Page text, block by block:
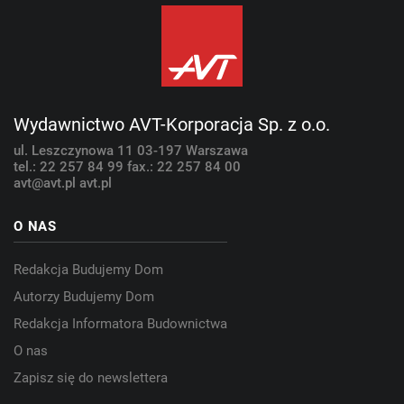
Wydawnictwo AVT-Korporacja Sp. z o.o.
ul. Leszczynowa 11 03-197 Warszawa
tel.: 22 257 84 99 fax.: 22 257 84 00
avt@avt.pl avt.pl
O NAS
Redakcja Budujemy Dom
Autorzy Budujemy Dom
Redakcja Informatora Budownictwa
O nas
Zapisz się do newslettera